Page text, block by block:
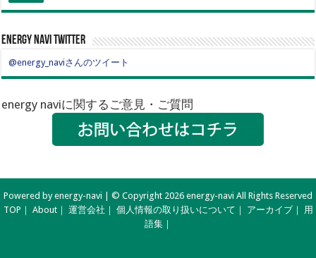
energy navi twitter
@energy_naviさんのツイート
energy naviに関するご意見・ご質問
Powered by energy-navi | © Copyright 2026 energy-navi All Rights Reserved
TOP ｜ About｜ 運営会社 ｜ 個人情報の取り扱いについて ｜ アーカイブ｜ 用
語集｜